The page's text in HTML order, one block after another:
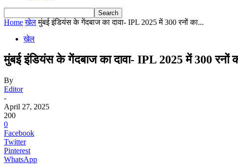
Home खेल मुंबई इंडियंस के गेंदबाज का दावा- IPL 2025 में 300 रनों का...
खेल
मुंबई इंडियंस के गेंदबाज का दावा- IPL 2025 में 300 रनों
By
Editor
-
April 27, 2025
200
0
Facebook
Twitter
Pinterest
WhatsApp